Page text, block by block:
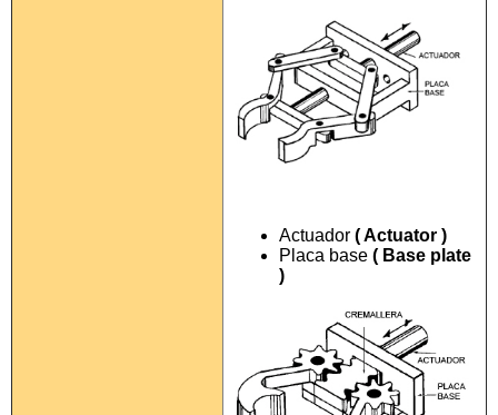
Actuador ( Actuator )
Placa base ( Base plate
)